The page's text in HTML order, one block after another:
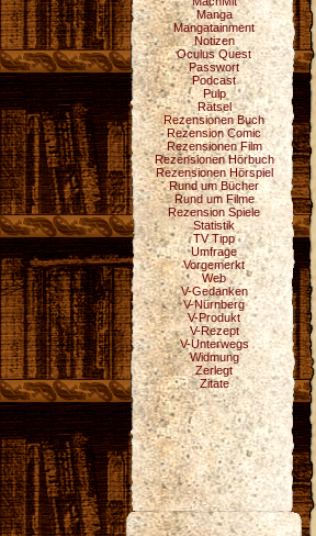
Manga
Mangatainment
Notizen
Oculus Quest
Passwort
Podcast
Pulp
Rätsel
Rezensionen Buch
Rezension Comic
Rezensionen Film
Rezensionen Hörbuch
Rezensionen Hörspiel
Rund um Bücher
Rund um Filme
Rezension Spiele
Statistik
TV Tipp
Umfrage
Vorgemerkt
Web
V-Gedanken
V-Nürnberg
V-Produkt
V-Rezept
V-Unterwegs
Widmung
Zerlegt
Zitate